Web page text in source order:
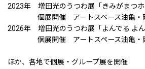
2023年 増田光のうつわ展「きみがまつ
個展開催 アートスペース油亀・
2026年 増田光のうつわ展「よんでる よ
個展開催 アートスペース油亀・
ほか、各地で個展・グループ展を開催